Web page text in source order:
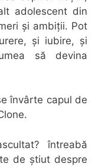
adolescent din
și ambiții. Pot
și iubire, și
să devina
învârte capul de
întreabă
de știut despre